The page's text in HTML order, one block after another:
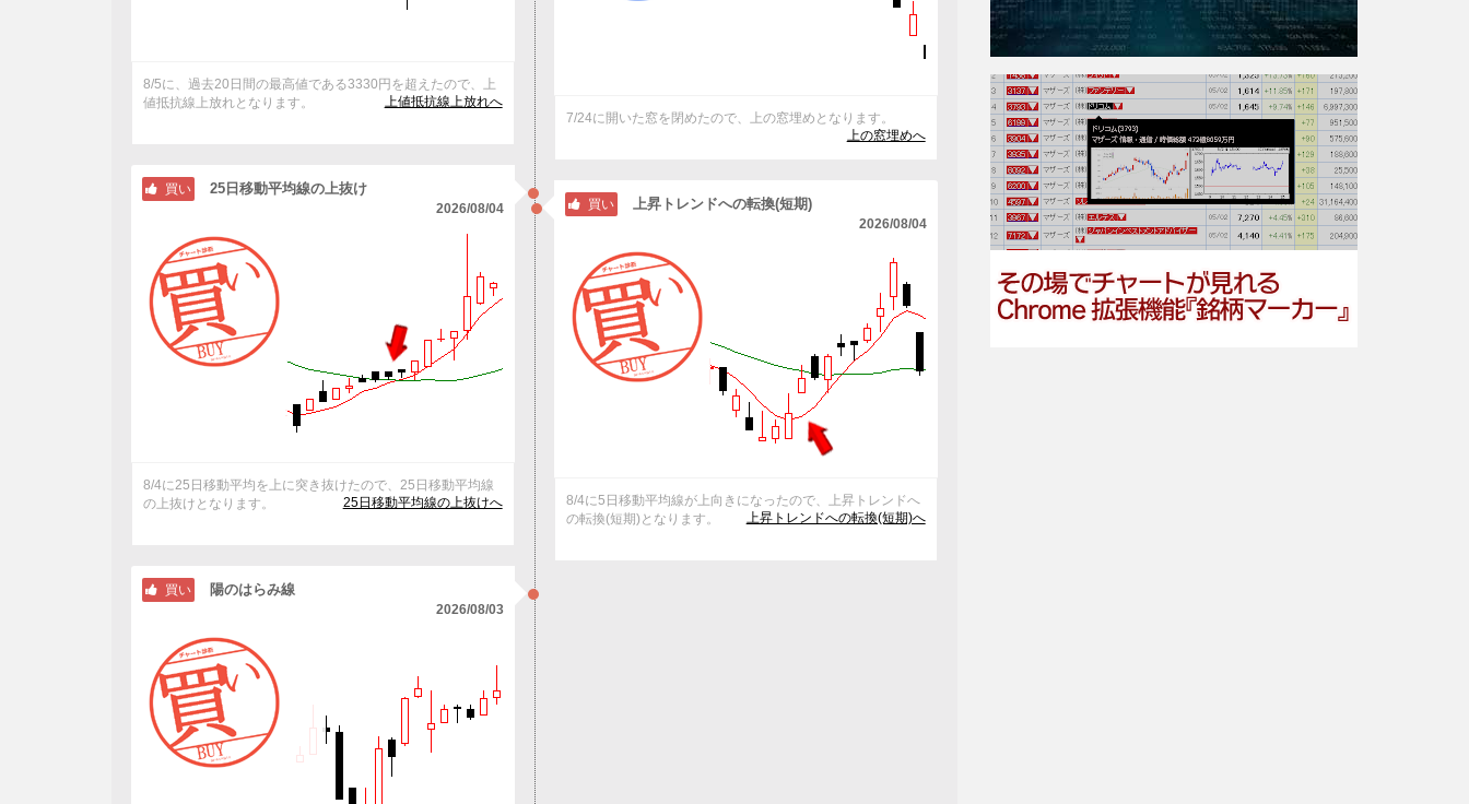
8/5に、過去20日間の最高値である3330円を超えたので、上
値抵抗線上放れとなります。
上値抵抗線上放れへ
7/24に開いた窓を閉めたので、上の窓埋めとなります。
上の窓埋めへ
買い 25日移動平均線の上抜け
2026/08/04
8/4に25日移動平均を上に突き抜けたので、25日移動平均線
の上抜けとなります。
25日移動平均線の上抜けへ
買い 上昇トレンドへの転換(短期)
2026/08/04
8/4に5日移動平均線が上向きになったので、上昇トレンドへ
の転換(短期)となります。
上昇トレンドへの転換(短期)へ
買い 陽のはらみ線
2026/08/03